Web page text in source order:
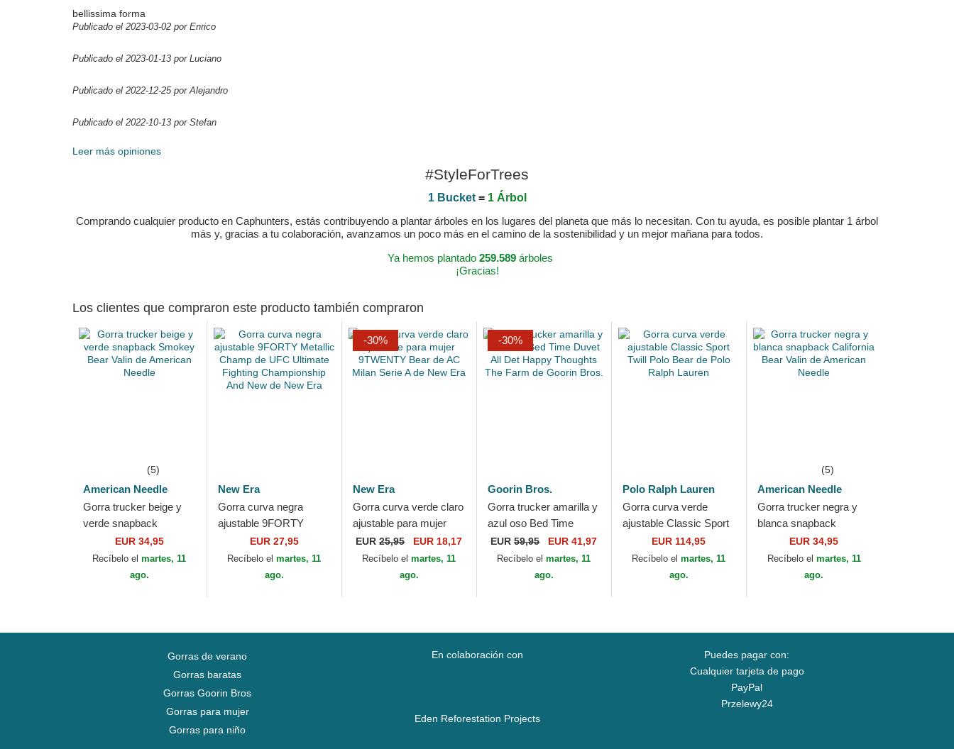
bellissima forma
Publicado el 2023-03-02 por Enrico
Publicado el 2023-01-13 por Luciano
Publicado el 2022-12-25 por Alejandro
Publicado el 2022-10-13 por Stefan
Leer más opiniones
#StyleForTrees
1 Bucket= 1 Árbol
Comprando cualquier producto en Caphunters, estás contribuyendo a plantar árboles en los lugares del planeta que más lo necesitan. Con tu ayuda, es posible plantar 1 árbol
más y, gracias a tu colaboración, avanzamos un poco más en el camino de la sostenibilidad y un mejor mañana para todos.
Ya hemos plantado 259.589 árboles
¡Gracias!
Los clientes que compraron este producto también compraron
(5)
American Needle
Gorra trucker beige y
verde snapback
Smokey Bear Valin de
American Needle
EUR 34,95
Recíbelo elmartes, 11
ago.
New Era
Gorra curva negra
ajustable 9FORTY
Metallic Champ de UFC
Ultimate Fighting
Championship And
EUR 27,95
Recíbelo elmartes, 11
ago.
-30%
New Era
Gorra curva verde claro
ajustable para mujer
9TWENTY Bear de AC
Milan Serie A de New
EUR25,95 EUR 18,17
Recíbelo elmartes, 11
ago.
-30%
Goorin Bros.
Gorra trucker amarilla y
azul oso Bed Time
Duvet All Det Happy
Thoughts The Farm de
Goorin Bros.
EUR59,95 EUR 41,97
Recíbelo elmartes, 11
ago.
Polo Ralph Lauren
Gorra curva verde
ajustable Classic Sport
Twill Polo Bear de Polo
Ralph Lauren
EUR 114,95
Recíbelo elmartes, 11
ago.
(5)
American Needle
Gorra trucker negra y
blanca snapback
California Bear Valin de
American Needle
EUR 34,95
Recíbelo el martes, 11
ago.
Gorras de verano
Gorras baratas
Gorras Goorin Bros
Gorras para mujer
Gorras para niño
En colaboración con
Eden Reforestation Projects
Puedes pagar con:
Cualquier tarjeta de pago
PayPal
Przelewy24